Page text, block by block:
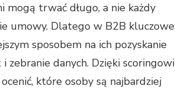
trwać długo, a nie każdy
umowy. Dlatego w B2B kluczowe
sposobem na ich pozyskanie
danych. Dzięki scoringowi
które osoby są najbardziej